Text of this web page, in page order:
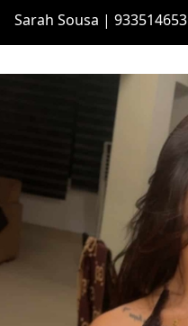
Sarah Sousa | 933514653